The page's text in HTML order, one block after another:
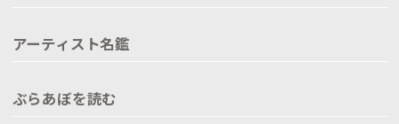
アーティスト名鑑
ぶらあぼを読む